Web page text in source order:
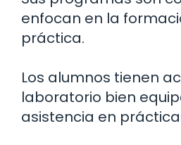
enfocan en la
práctica.
Los alumnos tienen
laboratorio bien
asistencia en